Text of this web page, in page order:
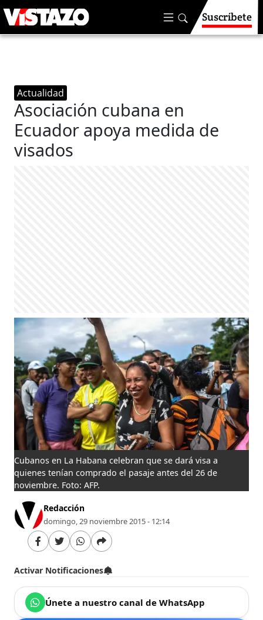
Suscríbete
Actualidad
Asociación cubana en
Ecuador apoya medida de
visados
Cubanos en La Habana celebran que se dará visa a
quienes tenían comprado el pasaje antes del 26 de
noviembre. Foto: AFP.
Redacción
domingo, 29 noviembre 2015 - 12:14
Activar Notificaciones
Únete a nuestro canal de WhatsApp